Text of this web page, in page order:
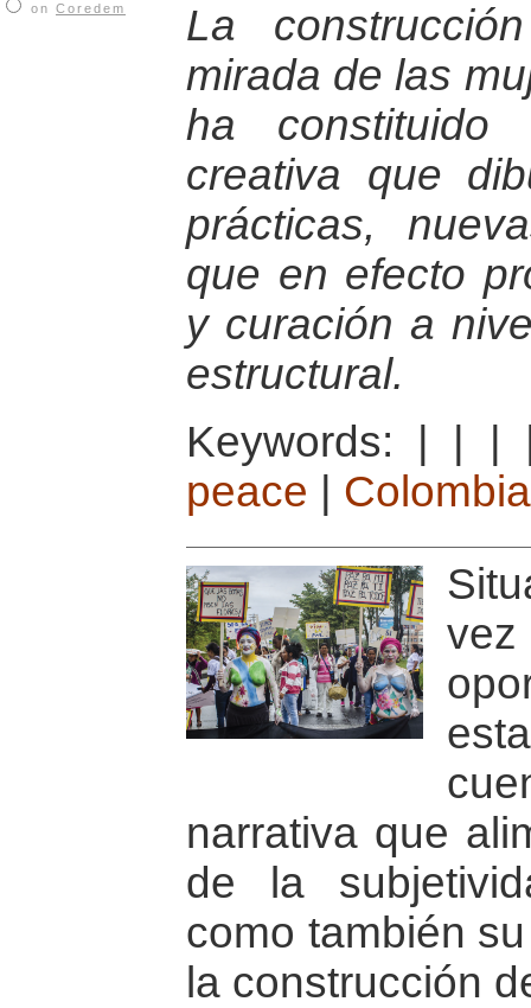
on Coredem
La
mirada de las
ha constituido
creativa que
prácticas,
que en efecto
y curación a
estructural.
Keywords:
peace
Colombia
narrativa que
de la
como también
la construcción